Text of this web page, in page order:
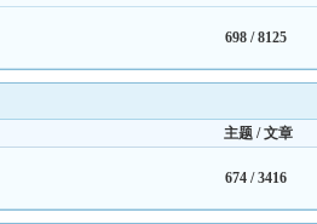
698 /8125
主题 / 文章
674 /3416